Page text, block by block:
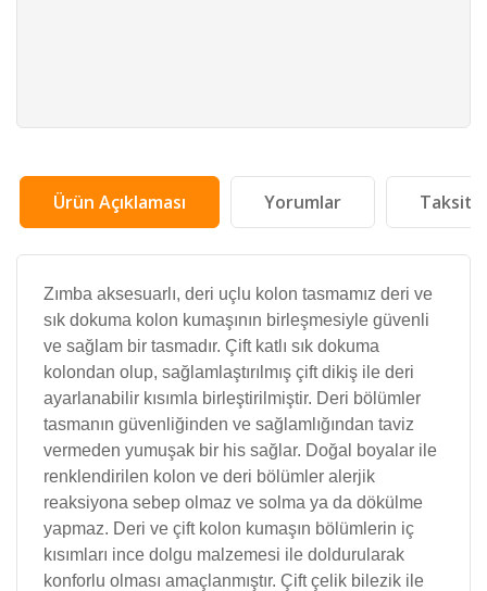
Ürün Açıklaması Yorumlar Taksit
Zımba aksesuarlı, deri uçlu kolon tasmamız deri ve
sık dokuma kolon kumaşının birleşmesiyle güvenli
ve sağlam bir tasmadır. Çift katlı sık dokuma
kolondan olup, sağlamlaştırılmış çift dikiş ile deri
ayarlanabilir kısımla birleştirilmiştir. Deri bölümler
tasmanın güvenliğinden ve sağlamlığından taviz
vermeden yumuşak bir his sağlar. Doğal boyalar ile
renklendirilen kolon ve deri bölümler alerjik
reaksiyona sebep olmaz ve solma ya da dökülme
yapmaz. Deri ve çift kolon kumaşın bölümlerin iç
kısımları ince dolgu malzemesi ile doldurularak
konforlu olması amaçlanmıştır. Çift çelik bilezik ile